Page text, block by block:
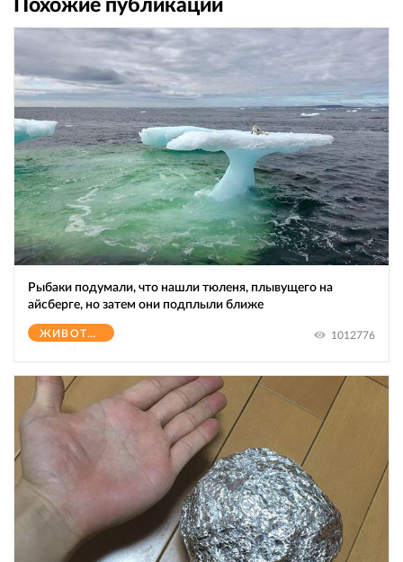
Похожие публикации
Рыбаки подумали, что нашли тюленя, плывущего на
айсберге, но затем они подплыли ближе
ЖИВОТНЫЕ 1012776